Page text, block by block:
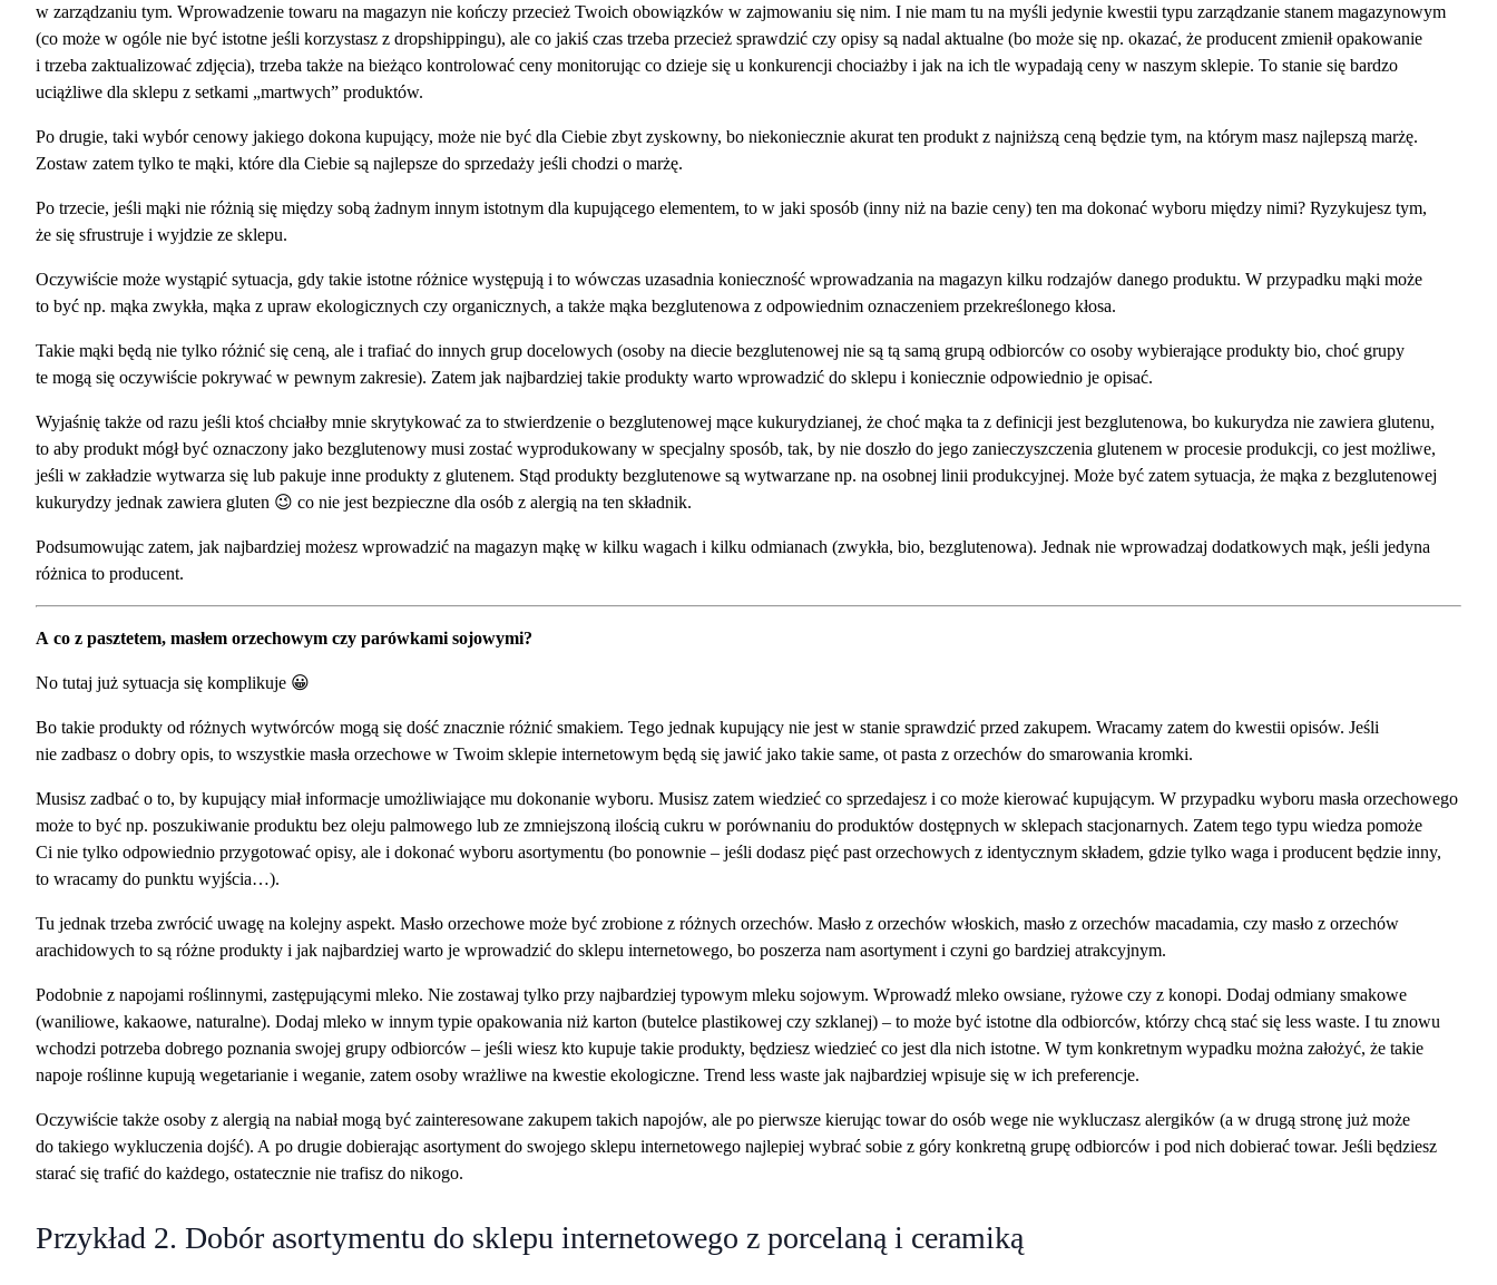
w zarządzaniu tym. Wprowadzenie towaru na magazyn nie kończy przecież Twoich obowiązków w zajmowaniu się nim. I nie mam tu na myśli jedynie kwestii typu zarządzanie stanem magazynowym
(co może w ogóle nie być istotne jeśli korzystasz z dropshippingu), ale co jakiś czas trzeba przecież sprawdzić czy opisy są nadal aktualne (bo może się np. okazać, że producent zmienił opakowanie
i trzeba zaktualizować zdjęcia), trzeba także na bieżąco kontrolować ceny monitorując co dzieje się u konkurencji chociażby i jak na ich tle wypadają ceny w naszym sklepie. To stanie się bardzo
uciążliwe dla sklepu z setkami „martwych” produktów.
Po drugie, taki wybór cenowy jakiego dokona kupujący, może nie być dla Ciebie zbyt zyskowny, bo niekoniecznie akurat ten produkt z najniższą ceną będzie tym, na którym masz najlepszą marżę.
Zostaw zatem tylko te mąki, które dla Ciebie są najlepsze do sprzedaży jeśli chodzi o marżę.
Po trzecie, jeśli mąki nie różnią się między sobą żadnym innym istotnym dla kupującego elementem, to w jaki sposób (inny niż na bazie ceny) ten ma dokonać wyboru między nimi? Ryzykujesz tym,
że się sfrustruje i wyjdzie ze sklepu.
Oczywiście może wystąpić sytuacja, gdy takie istotne różnice występują i to wówczas uzasadnia konieczność wprowadzania na magazyn kilku rodzajów danego produktu. W przypadku mąki może
to być np. mąka zwykła, mąka z upraw ekologicznych czy organicznych, a także mąka bezglutenowa z odpowiednim oznaczeniem przekreślonego kłosa.
Takie mąki będą nie tylko różnić się ceną, ale i trafiać do innych grup docelowych (osoby na diecie bezglutenowej nie są tą samą grupą odbiorców co osoby wybierające produkty bio, choć grupy
te mogą się oczywiście pokrywać w pewnym zakresie). Zatem jak najbardziej takie produkty warto wprowadzić do sklepu i koniecznie odpowiednio je opisać.
Wyjaśnię także od razu jeśli ktoś chciałby mnie skrytykować za to stwierdzenie o bezglutenowej mące kukurydzianej, że choć mąka ta z definicji jest bezglutenowa, bo kukurydza nie zawiera glutenu,
to aby produkt mógł być oznaczony jako bezglutenowy musi zostać wyprodukowany w specjalny sposób, tak, by nie doszło do jego zanieczyszczenia glutenem w procesie produkcji, co jest możliwe,
jeśli w zakładzie wytwarza się lub pakuje inne produkty z glutenem. Stąd produkty bezglutenowe są wytwarzane np. na osobnej linii produkcyjnej. Może być zatem sytuacja, że mąka z bezglutenowej
kukurydzy jednak zawiera gluten 😉 co nie jest bezpieczne dla osób z alergią na ten składnik.
Podsumowując zatem, jak najbardziej możesz wprowadzić na magazyn mąkę w kilku wagach i kilku odmianach (zwykła, bio, bezglutenowa). Jednak nie wprowadzaj dodatkowych mąk, jeśli jedyna
różnica to producent.
A co z pasztetem, masłem orzechowym czy parówkami sojowymi?
No tutaj już sytuacja się komplikuje 😀
Bo takie produkty od różnych wytwórców mogą się dość znacznie różnić smakiem. Tego jednak kupujący nie jest w stanie sprawdzić przed zakupem. Wracamy zatem do kwestii opisów. Jeśli
nie zadbasz o dobry opis, to wszystkie masła orzechowe w Twoim sklepie internetowym będą się jawić jako takie same, ot pasta z orzechów do smarowania kromki.
Musisz zadbać o to, by kupujący miał informacje umożliwiające mu dokonanie wyboru. Musisz zatem wiedzieć co sprzedajesz i co może kierować kupującym. W przypadku wyboru masła orzechowego
może to być np. poszukiwanie produktu bez oleju palmowego lub ze zmniejszoną ilością cukru w porównaniu do produktów dostępnych w sklepach stacjonarnych. Zatem tego typu wiedza pomoże
Ci nie tylko odpowiednio przygotować opisy, ale i dokonać wyboru asortymentu (bo ponownie – jeśli dodasz pięć past orzechowych z identycznym składem, gdzie tylko waga i producent będzie inny,
to wracamy do punktu wyjścia…).
Tu jednak trzeba zwrócić uwagę na kolejny aspekt. Masło orzechowe może być zrobione z różnych orzechów. Masło z orzechów włoskich, masło z orzechów macadamia, czy masło z orzechów
arachidowych to są różne produkty i jak najbardziej warto je wprowadzić do sklepu internetowego, bo poszerza nam asortyment i czyni go bardziej atrakcyjnym.
Podobnie z napojami roślinnymi, zastępującymi mleko. Nie zostawaj tylko przy najbardziej typowym mleku sojowym. Wprowadź mleko owsiane, ryżowe czy z konopi. Dodaj odmiany smakowe
(waniliowe, kakaowe, naturalne). Dodaj mleko w innym typie opakowania niż karton (butelce plastikowej czy szklanej) – to może być istotne dla odbiorców, którzy chcą stać się less waste. I tu znowu
wchodzi potrzeba dobrego poznania swojej grupy odbiorców – jeśli wiesz kto kupuje takie produkty, będziesz wiedzieć co jest dla nich istotne. W tym konkretnym wypadku można założyć, że takie
napoje roślinne kupują wegetarianie i weganie, zatem osoby wrażliwe na kwestie ekologiczne. Trend less waste jak najbardziej wpisuje się w ich preferencje.
Oczywiście także osoby z alergią na nabiał mogą być zainteresowane zakupem takich napojów, ale po pierwsze kierując towar do osób wege nie wykluczasz alergików (a w drugą stronę już może
do takiego wykluczenia dojść). A po drugie dobierając asortyment do swojego sklepu internetowego najlepiej wybrać sobie z góry konkretną grupę odbiorców i pod nich dobierać towar. Jeśli będziesz
starać się trafić do każdego, ostatecznie nie trafisz do nikogo.
Przykład 2. Dobór asortymentu do sklepu internetowego z porcelaną i ceramiką